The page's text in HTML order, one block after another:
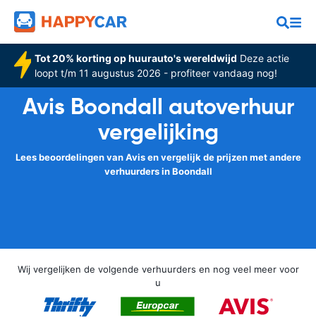
Tot 20% korting op huurauto's wereldwijd Deze actie
loopt t/m 11 augustus 2026 - profiteer vandaag nog!
Avis Boondall autoverhuur
vergelijking
Lees beoordelingen van Avis en vergelijk de prijzen met andere
verhuurders in Boondall
Wij vergelijken de volgende verhuurders en nog veel meer voor
u